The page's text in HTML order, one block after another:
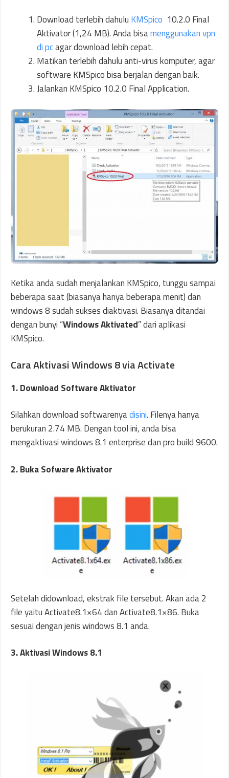
Download terlebih dahulu KMSpico 10.2.0 Final
Aktivator (1,24 MB). Anda bisamenggunakan vpn
di pcagar download lebih cepat.
Matikan terlebih dahulu anti-virus komputer, agar
software KMSpico bisa berjalan dengan baik.
Jalankan KMSpico 10.2.0 Final Application.
Ketika anda sudah menjalankan KMSpico, tunggu sampai
beberapa saat (biasanya hanya beberapa menit) dan
windows 8 sudah sukses diaktivasi. Biasanya ditandai
dengan bunyi “Windows Aktivated” dari aplikasi
KMSpico.
Cara Aktivasi Windows 8 via Activate
1. Download Software Aktivator
Silahkan download softwarenyadisini. Filenya hanya
berukuran 2.74 MB. Dengan tool ini, anda bisa
mengaktivasi windows 8.1 enterprise dan pro build 9600.
2. Buka Sofware Aktivator
Setelah didownload, ekstrak file tersebut. Akan ada 2
file yaitu Activate8.1×64 dan Activate8.1×86. Buka
sesuai dengan jenis windows 8.1 anda.
3. Aktivasi Windows 8.1